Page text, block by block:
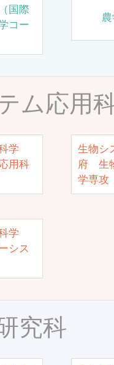
国際
コー
ム応用
学
用科
生物シ
府 生
学専攻
学
シス
究科